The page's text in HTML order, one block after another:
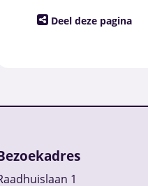
Deel deze pagina
1